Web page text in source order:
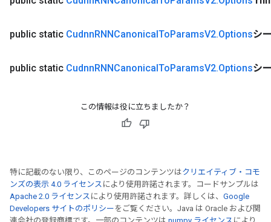
public static CudnnRNNCanonicalToParamsV2.Optionsシ
public static CudnnRNNCanonicalToParamsV2.Optionsシ
この情報は役に立ちましたか？
特に記載のない限り、このページのコンテンツはクリエイティブ・コモ
ンズの表示 4.0 ライセンス により使用許諾されます。コードサンプルは
Apache 2.0 ライセンス により使用許諾されます。詳しくは、 Google
Developers サイトのポリシー をご覧ください。Java は Oracle および関